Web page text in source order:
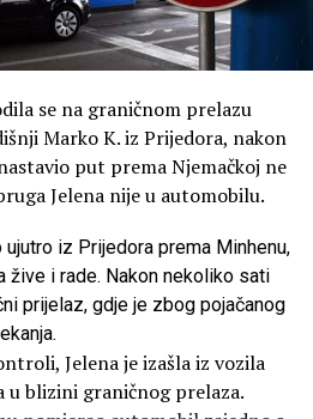
se na graničnom prelazu
Marko K. iz Prijedora, nakon
put prema Njemačkoj ne
Jelena nije u automobilu.
ujutro iz Prijedora prema Minhenu,
žive i rade. Nakon nekoliko sati
prijelaz, gdje je zbog pojačanog
Jelena je izašla iz vozila
u blizini graničnog prelaza.